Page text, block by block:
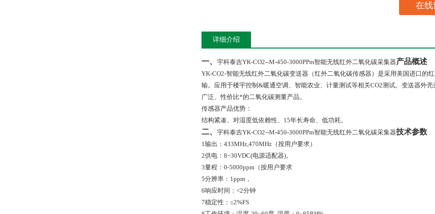
在线
详细介绍
一、 宇科泰吉YK-CO2--M-450-3000PPm智能无线红外二氧化碳采集器产品概述
YK-CO2-智能无线红外二氧化碳变送器（红外二氧化碳传感器）是采用美国进口的
输。应用于楼宇控制 &暖通空调、智能农业、计量测试等相关CO2测试。变送器外
广泛、性价比*的二氧化碳测量产品。
传感器产品优势：
结构紧凑、对湿度低依赖性、 15年长寿命、低功耗。
二、 宇科泰吉YK-CO2--M-450-3000PPm智能无线红外二氧化碳采集器技术参数
1输出： 433MHz,470MHz （按用户要求）
2供电： 8~30VDC(电源适配器)。
3量程： 0-5000ppm （按用户要求
5分辨率： 1ppm ，
6响应时间：<2分钟
7稳定性： ≤2%FS